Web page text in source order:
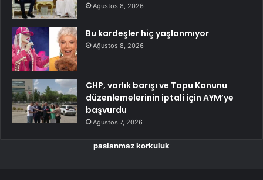
Ağustos 8, 2026
Bu kardeşler hiç yaşlanmıyor
Ağustos 8, 2026
CHP, varlık barışı ve Tapu Kanunu
düzenlemelerinin iptali için AYM’ye
başvurdu
Ağustos 7, 2026
paslanmaz korkuluk